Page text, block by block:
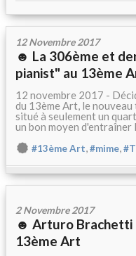
12 Novembre 2017
☻ La 306ème et
pianist" au 13ème
12 novembre 2017 -
du 13ème Art, le
situé à seulement un
un bon moyen
#13ème Art,#mime,
2 Novembre 2017
☻ Arturo Brachetti
13ème Art